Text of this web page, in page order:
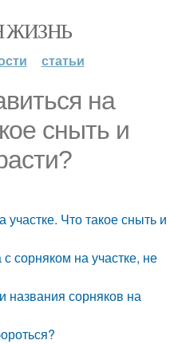
ЖИЗНЬ
статьи
на
сныть и
участке. Что такое сныть и
сорняком на участке, не
названия сорняков на